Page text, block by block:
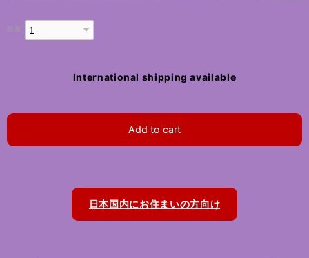
数量
International shipping available
Add to cart
日本国内にお住まいの方向け